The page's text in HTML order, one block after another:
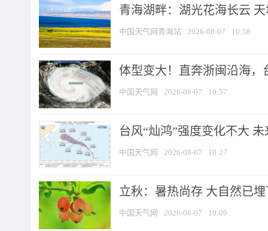
青海湖畔：湖光花海长云
中国天气网青海站 2026-08-07 10:58
体型变大！直奔浙闽沿海，
中国天气网 2026-08-07 10:57
台风“灿鸿”强度变化不大
中国天气网 2026-08-07 10:27
立秋：暑热尚存 大自然已
中国天气网 2026-08-07 10:09